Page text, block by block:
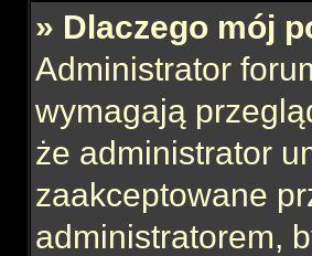
» Dlaczego mój
Administrator
wymagają
że administrator
zaakceptowane
administratorem,